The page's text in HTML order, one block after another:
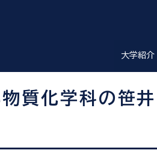
大学紹介
質化学科の笹